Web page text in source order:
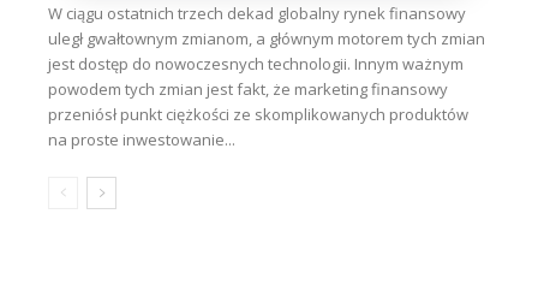
W ciągu ostatnich trzech dekad globalny rynek finansowy
uległ gwałtownym zmianom, a głównym motorem tych zmian
jest dostęp do nowoczesnych technologii. Innym ważnym
powodem tych zmian jest fakt, że marketing finansowy
przeniósł punkt ciężkości ze skomplikowanych produktów
na proste inwestowanie...